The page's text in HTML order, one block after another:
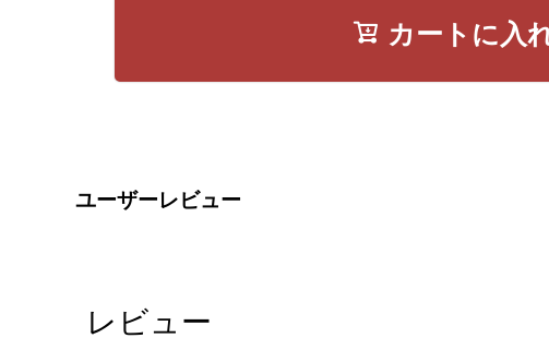
カートに入
ユーザーレビュー
レビュー